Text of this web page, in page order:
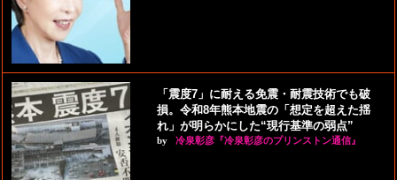
「震度7」に耐える免震・耐震技術でも破
損。令和8年熊本地震の「想定を超えた揺
れ」が明らかにした“現行基準の弱点”
by 冷泉彰彦『冷泉彰彦のプリンストン通信』